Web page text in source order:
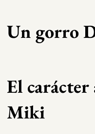
Un gorro
El
Miki